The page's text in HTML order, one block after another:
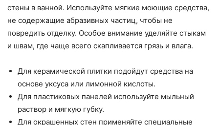
стены в ванной. Используйте мягкие моющие средства,
не содержащие абразивных частиц, чтобы не
повредить отделку. Особое внимание уделяйте стыкам
и швам, где чаще всего скапливается грязь и влага.
Для керамической плитки подойдут средства на
основе уксуса или лимонной кислоты.
Для пластиковых панелей используйте мыльный
раствор и мягкую губку.
Для окрашенных стен применяйте специальные